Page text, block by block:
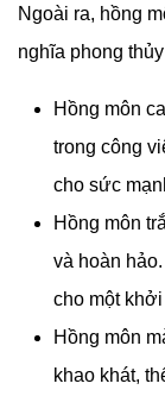
Ngoài ra, hồng
nghĩa phong
Hồng môn
trong công
cho sức
Hồng môn
và hoàn
cho một
Hồng môn
khao khát,